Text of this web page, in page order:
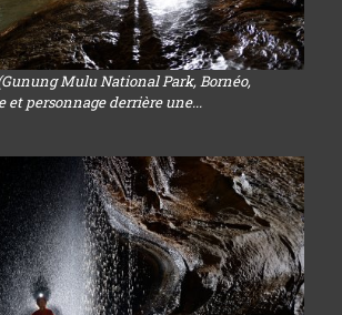
Mulu National Park, Bornéo,
et personnage derrière une...